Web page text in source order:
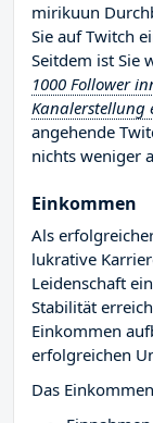
mirikuun
Sie auf Twitch
Seitdem ist Sie
1000 Follower
Kanalerstellung
angehende
nichts weniger
Einkommen
Als
lukrative
Leidenschaft
Stabilität
Einkommen
erfolgreichen
Das